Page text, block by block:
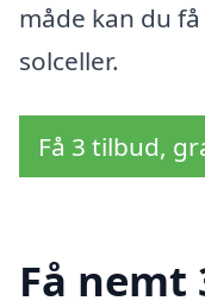
måde kan du
solceller.
Få 3 tilbud,
Få